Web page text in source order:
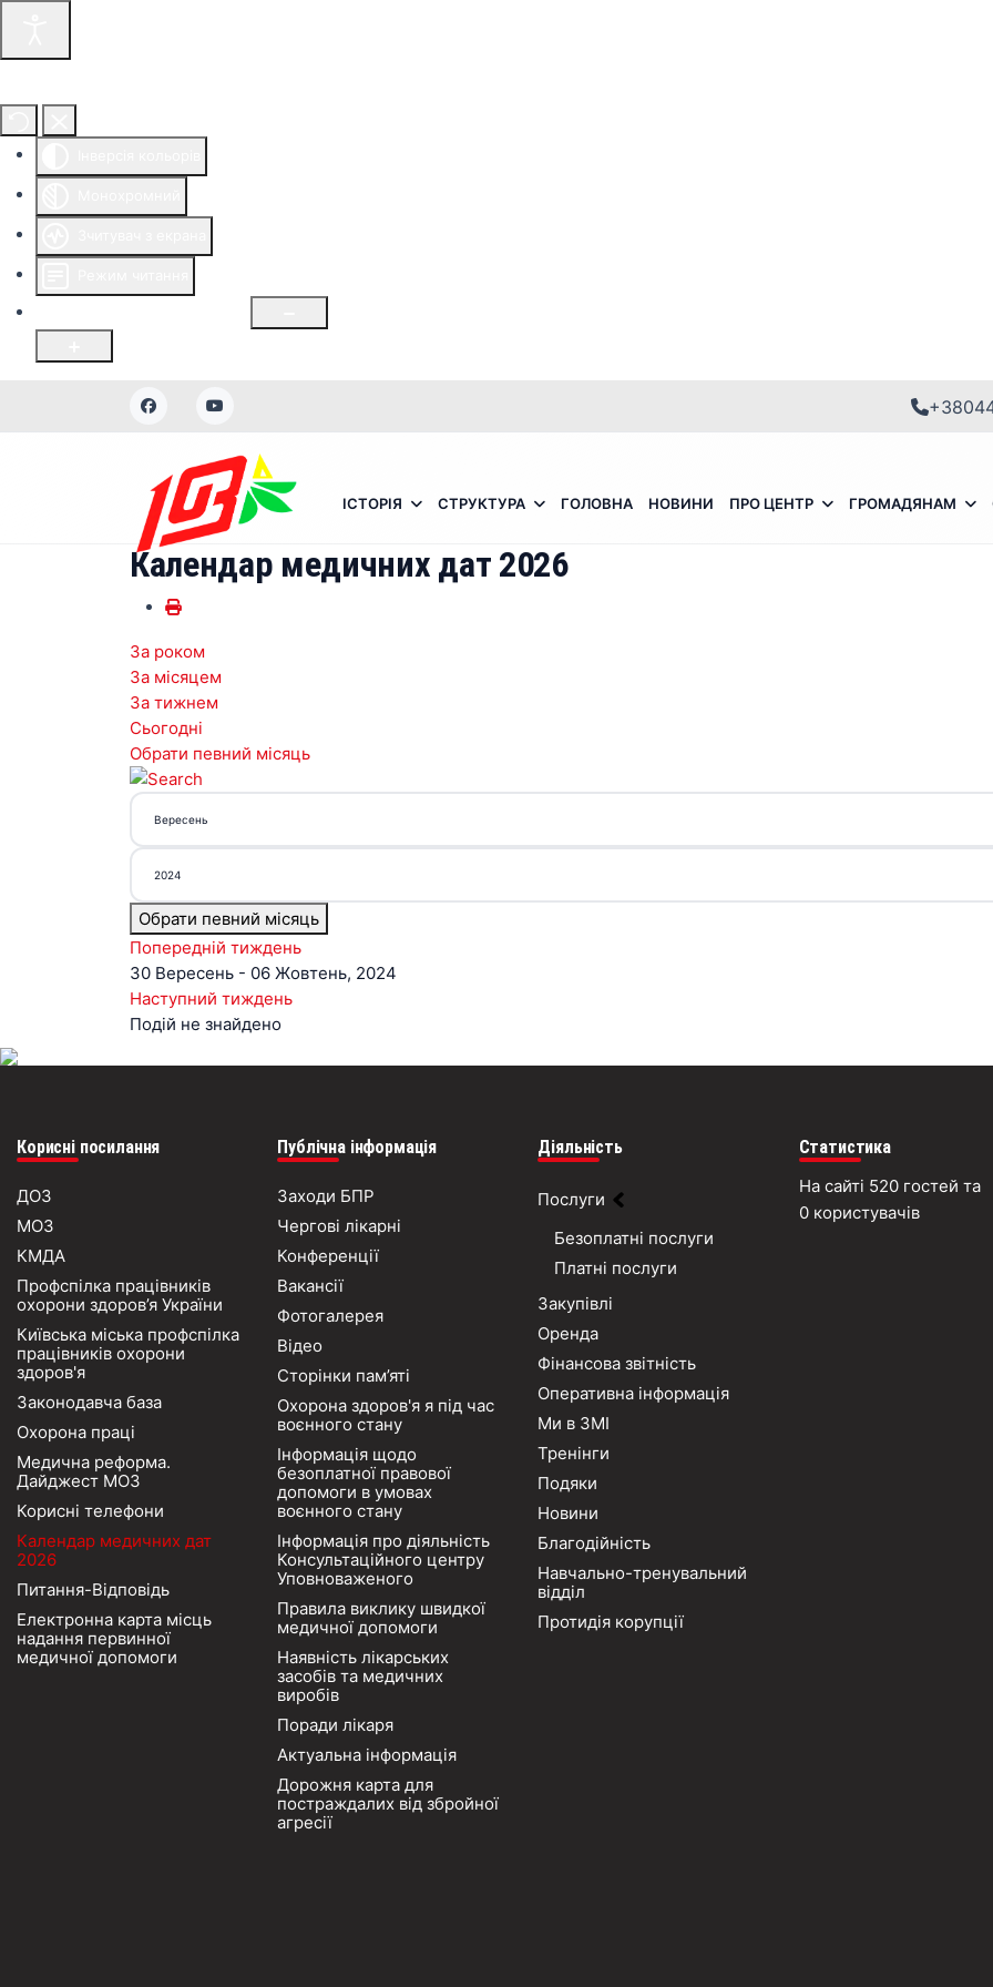
ІСТОРІЯ СТРУКТУРА ГОЛОВНА НОВИНИ ПРО ЦЕНТР ГРОМАДЯНАМ
Календар медичних дат 2026
За роком
За місяцем
За тижнем
Сьогодні
Обрати певний місяць
Обрати певний місяць
Попередній тиждень
30 Вересень - 06 Жовтень, 2024
Наступний тиждень
Подій не знайдено
Корисні посилання
ДОЗ
МОЗ
КМДА
Профспілка працівників
охорони здоров’я України
Київська міська профспілка
працівників охорони
здоров'я
Законодавча база
Охорона праці
Медична реформа.
Дайджест МОЗ
Корисні телефони
Календар медичних дат
2026
Питання-Відповідь
Електронна карта місць
надання первинної
медичної допомоги
Публічна інформація
Заходи БПР
Чергові лікарні
Конференції
Вакансії
Фотогалерея
Відео
Сторінки пам’яті
Охорона здоров'я я під час
воєнного стану
Інформація щодо
безоплатної правової
допомоги в умовах
воєнного стану
Інформація про діяльність
Консультаційного центру
Уповноваженого
Правила виклику швидкої
медичної допомоги
Наявність лікарських
засобів та медичних
виробів
Поради лікаря
Актуальна інформація
Дорожня карта для
постраждалих від збройної
агресії
Діяльність
Послуги
Безоплатні послуги
Платні послуги
Закупівлі
Оренда
Фінансова звітність
Оперативна інформація
Ми в ЗМІ
Тренінги
Подяки
Новини
Благодійність
Навчально-тренувальний
відділ
Протидія корупції
Статистика
На сайті 520 гостей та
0 користувачів